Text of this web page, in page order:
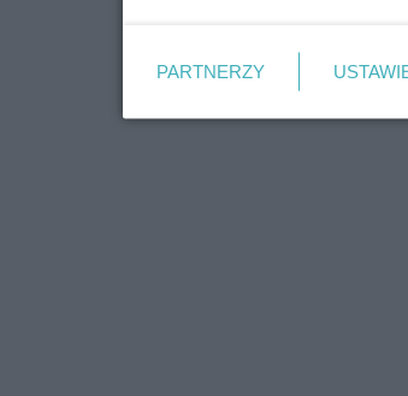
PARTNERZY